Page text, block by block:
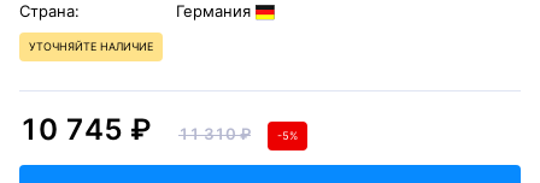
Страна:
Германия
УТОЧНЯЙТЕ НАЛИЧИЕ
10 745 ₽ 11 310 ₽ -5%